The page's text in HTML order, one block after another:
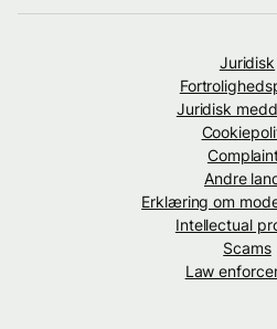
Juridisk
Juridisk
Andre
Erklæring om
Intellectual
Scams
Law